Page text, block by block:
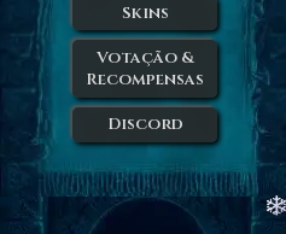
Skins
Votação &
Recompensas
Discord